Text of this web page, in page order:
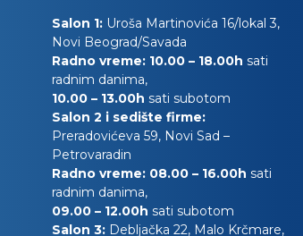
Salon 1: Uroša Martinovića 16/lokal 3,
Novi Beograd/Savada
Radno vreme: 10.00 – 18.00h sati
radnim danima,
10.00 – 13.00h sati subotom
Salon 2 i sedište firme:
Preradovićeva 59, Novi Sad –
Petrovaradin
Radno vreme: 08.00 – 16.00h sati
radnim danima,
09.00 – 12.00h sati subotom
Salon 3: Debljačka 22, Malo Krčmare,